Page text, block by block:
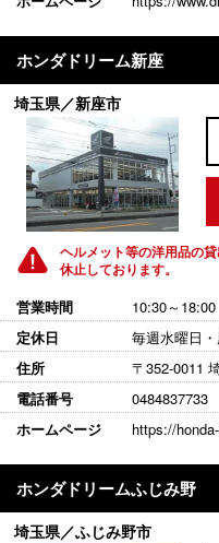
埼玉県／新座市
ホンダドリーム新座
ヘルメット等の洋用品の
休止しております。
営業時間
10:30～18:00
定休日
毎週水曜日
住所
〒352-0011
電話番号
0484837733
ホームページ
https://
埼玉県／ふじみ野市
ホンダドリームふじみ野